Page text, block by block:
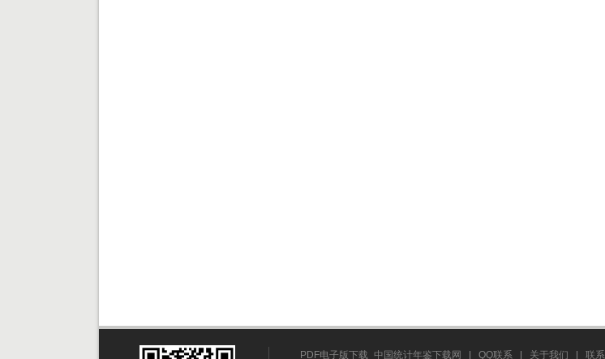
PDF电子版下载_中国统计年鉴下载网 QQ联系 关于我们 联